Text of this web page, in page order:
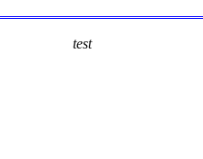
test